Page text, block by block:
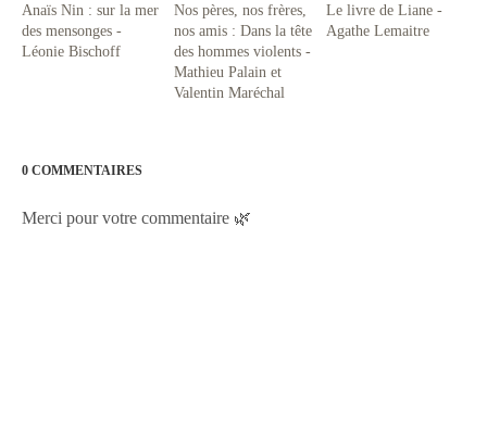
Anaïs Nin : sur la mer
des mensonges -
Léonie Bischoff
Nos pères, nos frères,
nos amis : Dans la tête
des hommes violents -
Mathieu Palain et
Valentin Maréchal
Le livre de Liane -
Agathe Lemaitre
0 COMMENTAIRES
Merci pour votre commentaire 🌿